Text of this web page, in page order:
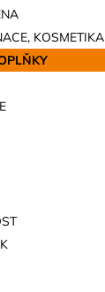
KOSMETIKA